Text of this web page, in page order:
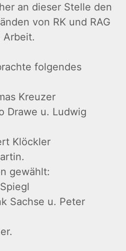
an dieser Stelle den
von RK und RAG
Arbeit.
folgendes
Kreuzer
Drawe u. Ludwig
Klöckler
gewählt:
Sachse u. Peter